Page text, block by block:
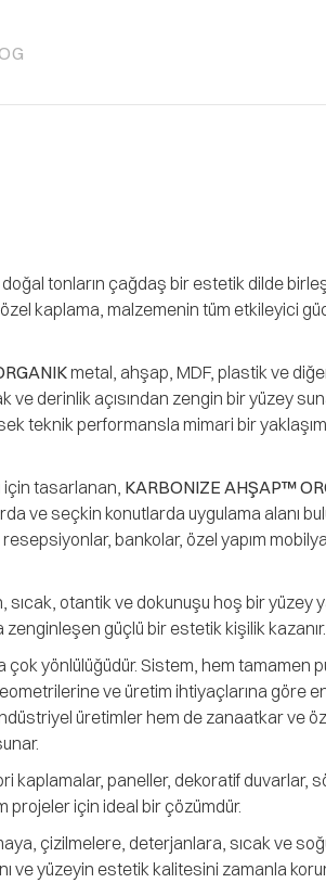
tonların çağdaş bir estetik dilde
kaplama, malzemenin tüm etkileyici
metal, ahşap, MDF, plastik ve
derinlik açısından zengin bir yüzey
teknik performansla mimari bir
için tasarlanan, KARBONIZE AHŞAP™
ve seçkin konutlarda uygulama alanı
bankolar, özel yapım
sıcak, otantik ve dokunuşu hoş bir yüzey
güçlü bir estetik kişilik kazanır.
yönlülüğüdür. Sistem, hem tamamen
ve üretim ihtiyaçlarına göre
üretimler hem de zanaatkar ve
kaplamalar, paneller, dekoratif duvarlar,
projeler için ideal bir çözümdür.
çizilmelere, deterjanlara, sıcak ve
ve yüzeyin estetik kalitesini zamanla